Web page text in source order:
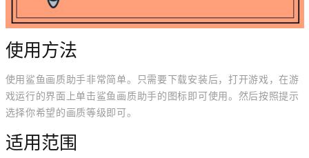
使用方法
使用鲨鱼画质助手非常简单。只需要下载安装后，打开游戏，在游
戏运行的界面上单击鲨鱼画质助手的图标即可使用。然后按照提示
选择你希望的画质等级即可。
适用范围